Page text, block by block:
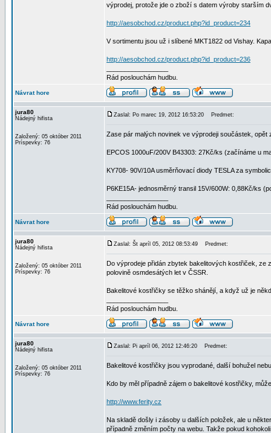
výprodej, protože jde o zboží s datem výroby starším
http://aesobchod.cz/product.php?id_product=234
V sortimentu jsou už i slíbené MKT1822 od Vishay.
http://aesobchod.cz/product.php?id_product=236
Rád poslouchám hudbu.
Návrat hore
jura80
Nádejný hifista
Založený: 05 október 2011
Príspevky: 76
Zaslal: Po marec 19, 2012 16:53:20 Predmet:
Zase pár malých novinek ve výprodeji součástek, opět
EPCOS 1000uF/200V B43303: 27Kč/ks (začínáme u
KY708- 90V/10A usměrňovací diody TESLA za
P6KE15A- jednosměrný transil 15V/600W: 0,88Kč/ks
Rád poslouchám hudbu.
Návrat hore
jura80
Nádejný hifista
Založený: 05 október 2011
Príspevky: 76
Zaslal: Št apríl 05, 2012 08:53:49 Predmet:
Do výprodeje přidán zbytek bakelitových kostřiček,
polovině osmdesátých let v ČSSR.
Bakelitové kostřičky se těžko shánějí, a když už je
Rád poslouchám hudbu.
Návrat hore
jura80
Nádejný hifista
Založený: 05 október 2011
Príspevky: 76
Zaslal: Pi apríl 06, 2012 12:46:20 Predmet:
Bakelitové kostřičky jsou vyprodané, další bohužel
Kdo by měl případně zájem o bakelitové kostřičky,
http://www.ferity.cz
Na skladě došly i zásoby u dalších položek, ale u
případně změním počty na webu. Takže pokud